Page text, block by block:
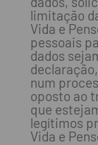
limitação
Vida e
pessoais
dados
num
oposto ao
que
legítimos
Vida e